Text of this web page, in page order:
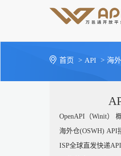
首页 > API > 海
OpenAPI（Winit）
海外仓(OSWH) API
ISP全球直发快递API